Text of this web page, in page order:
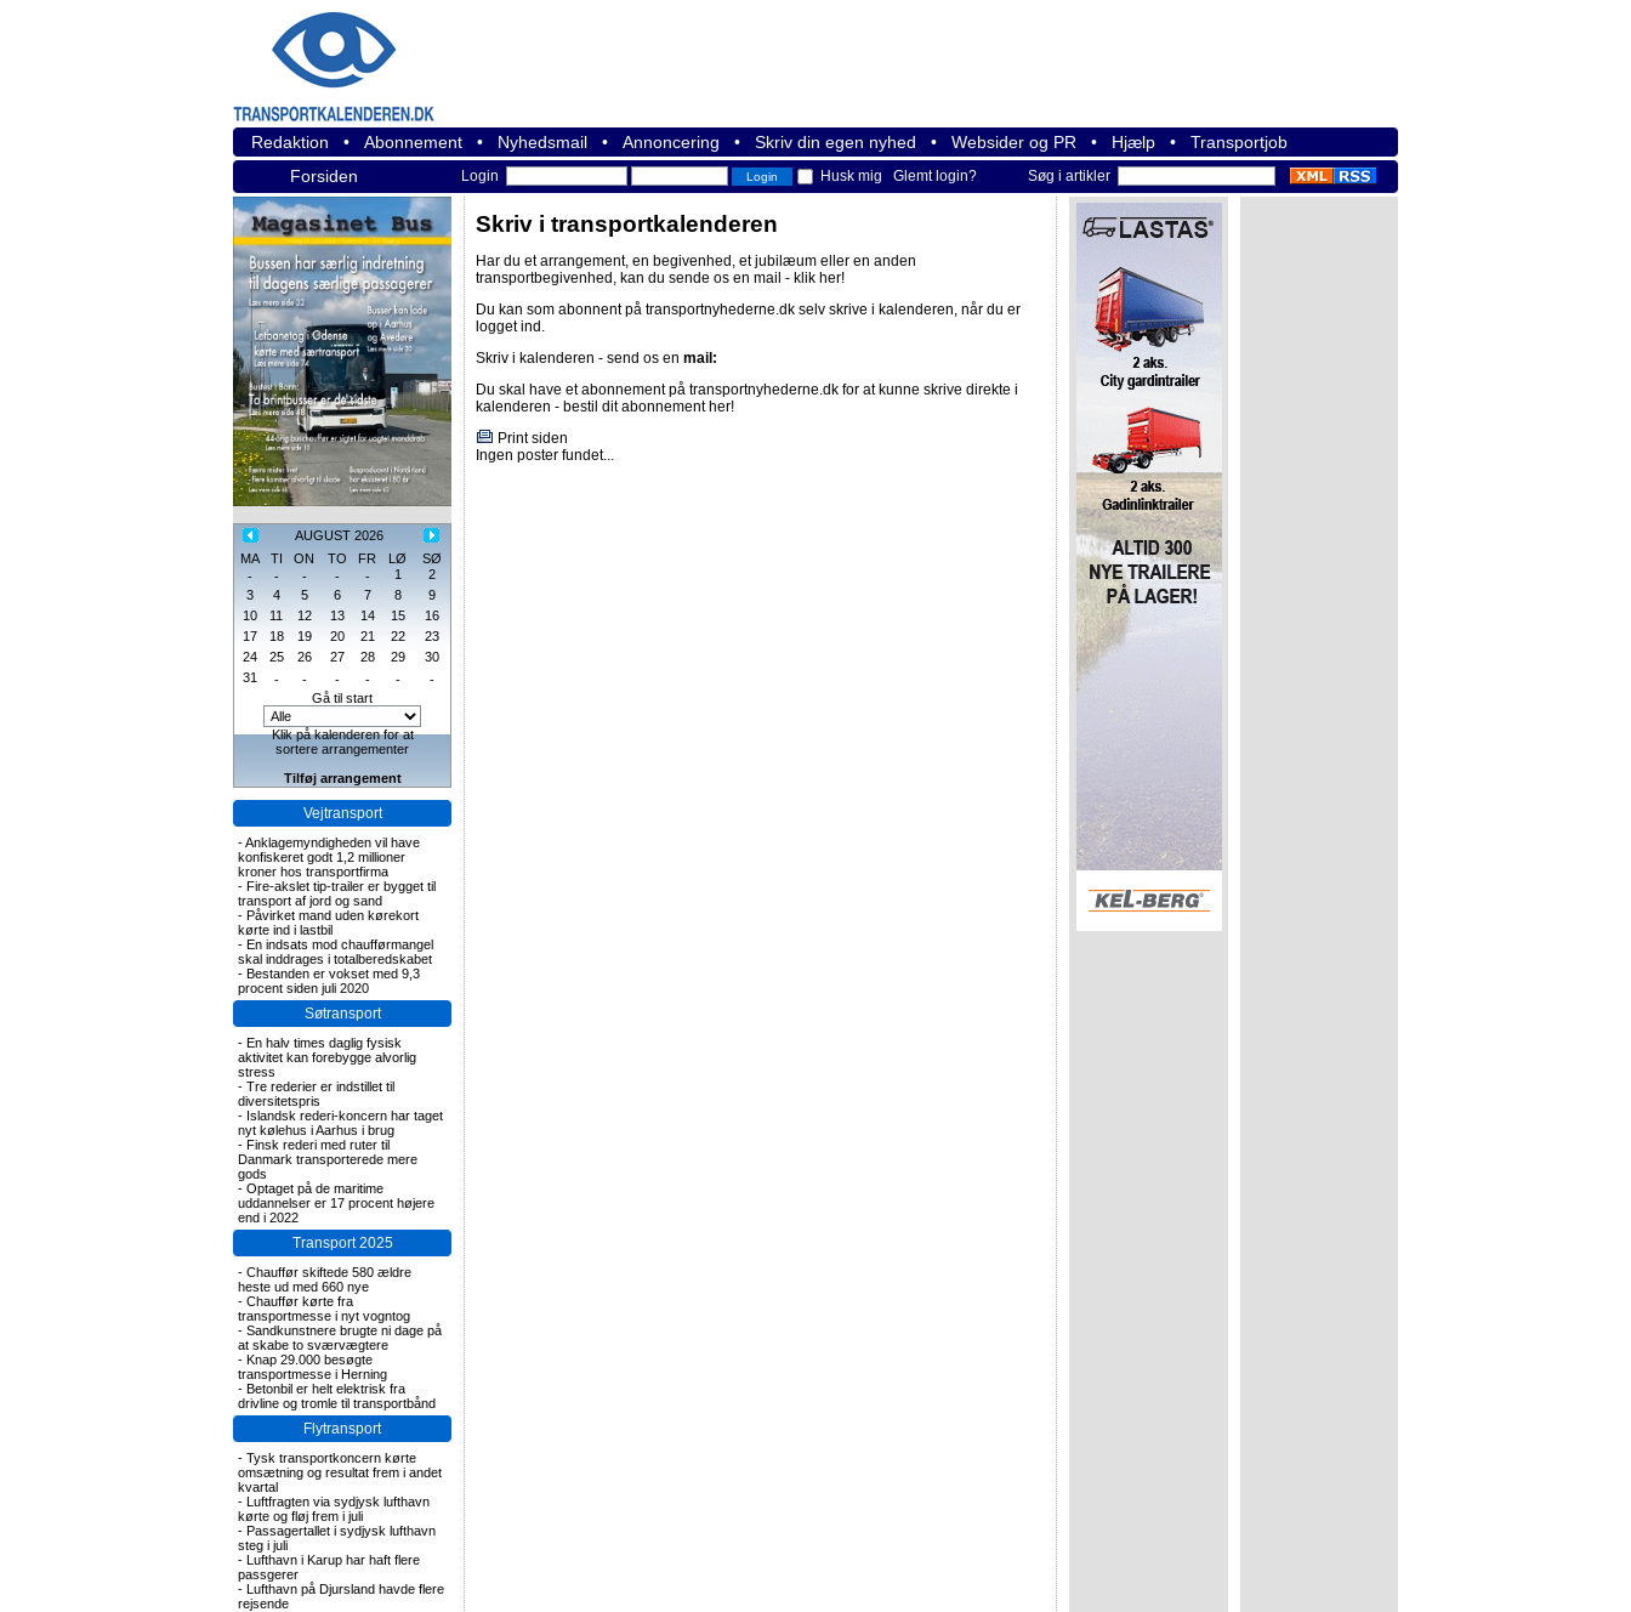
Redaktion • Abonnement • Nyhedsmail • Annoncering • Skriv din egen nyhed • Websider og PR • Hjælp • Transportjob
Forsiden
Login Husk mig Glemt login? Søg i artikler
AUGUST 2026
MA
TI ON TO FR LØ
SØ
-
- - - - 1
2
3
4 5 6 7 8
9
10
11 12 13 14 15
16
17
18 19 20 21 22
23
24
25 26 27 28 29
30
31
- - - - -
-
Gå til start
Klik på kalenderen for at
sortere arrangementer
Tilføj arrangement
Vejtransport
-Anklagemyndigheden vil have
konfiskeret godt 1,2 millioner
kroner hos transportfirma
- Fire-akslet tip-trailer er bygget til
transport af jord og sand
- Påvirket mand uden kørekort
kørte ind i lastbil
- En indsats mod chaufførmangel
skal inddrages i totalberedskabet
- Bestanden er vokset med 9,3
procent siden juli 2020
Søtransport
- En halv times daglig fysisk
aktivitet kan forebygge alvorlig
stress
- Tre rederier er indstillet til
diversitetspris
- Islandsk rederi-koncern har taget
nyt kølehus i Aarhus i brug
- Finsk rederi med ruter til
Danmark transporterede mere
gods
- Optaget på de maritime
uddannelser er 17 procent højere
end i 2022
Transport 2025
- Chauffør skiftede 580 ældre
heste ud med 660 nye
- Chauffør kørte fra
transportmesse i nyt vogntog
- Sandkunstnere brugte ni dage på
at skabe to sværvægtere
- Knap 29.000 besøgte
transportmesse i Herning
- Betonbil er helt elektrisk fra
drivline og tromle til transportbånd
Flytransport
- Tysk transportkoncern kørte
omsætning og resultat frem i andet
kvartal
- Luftfragten via sydjysk lufthavn
kørte og fløj frem i juli
- Passagertallet i sydjysk lufthavn
steg i juli
- Lufthavn i Karup har haft flere
passgerer
- Lufthavn på Djursland havde flere
rejsende
Skriv i transportkalenderen
Har du et arrangement, en begivenhed, et jubilæum eller en anden
transportbegivenhed, kan du sende os en mail - klik her!
Du kan som abonnent på transportnyhederne.dk selv skrive i kalenderen, når du er
logget ind.
Skriv i kalenderen - send os en mail:
Du skal have et abonnement på transportnyhederne.dk for at kunne skrive direkte i
kalenderen - bestil dit abonnement her!
Print siden
Ingen poster fundet...